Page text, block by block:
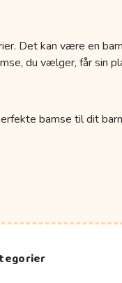
Det kan være en
du vælger, får sin
bamse til dit